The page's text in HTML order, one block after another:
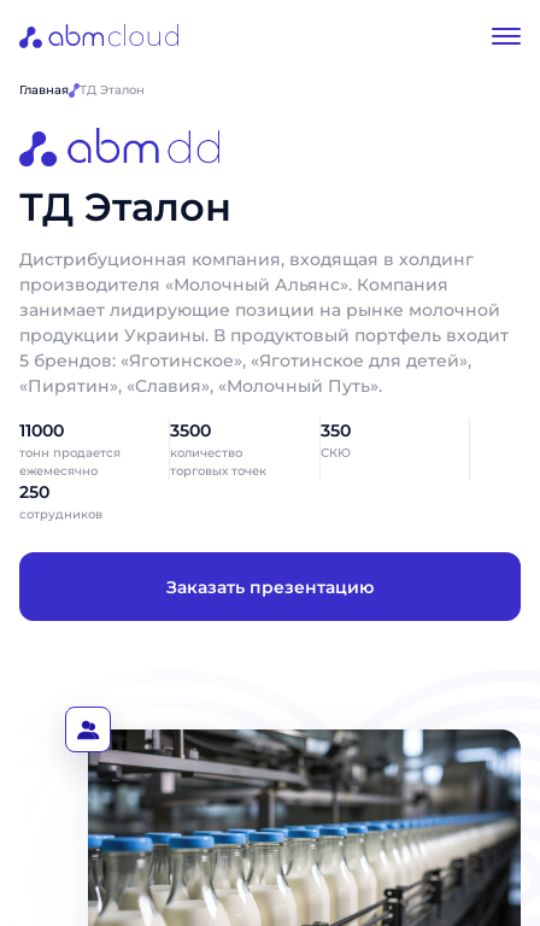
Главная ТД Эталон
ТД Эталон
Дистрибуционная компания, входящая в холдинг
производителя «Молочный Альянс». Компания
занимает лидирующие позиции на рынке молочной
продукции Украины. В продуктовый портфель входит
5 брендов: «Яготинское», «Яготинское для детей»,
«Пирятин», «Славия», «Молочный Путь».
11000
тонн продается
ежемесячно
3500
количество
торговых точек
350
СКЮ
250
сотрудников
Заказать презентацию